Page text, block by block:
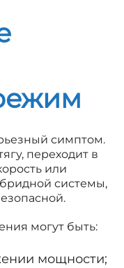
симптом.
переходит в
или
системы,
могут быть:
мощности;